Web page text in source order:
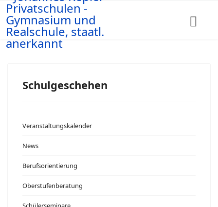
Schulgeschehen
Veranstaltungskalender
News
Berufsorientierung
Oberstufenberatung